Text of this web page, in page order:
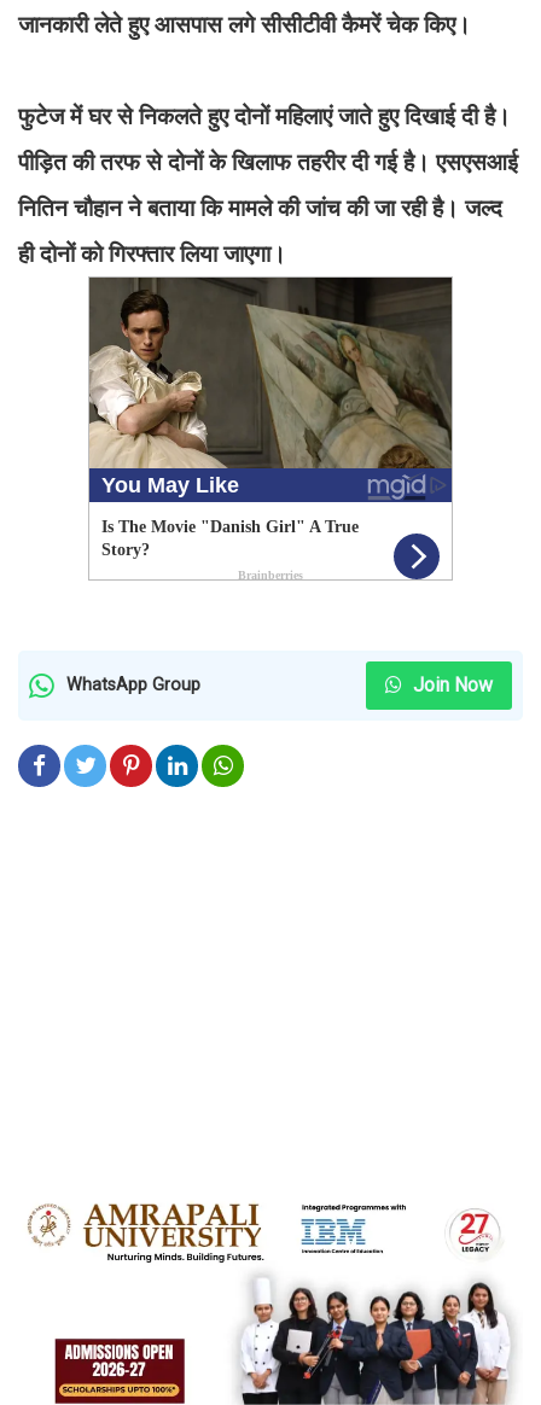
जानकारी लेते हुए आसपास लगे सीसीटीवी कैमरें चेक किए।
फुटेज में घर से निकलते हुए दोनों महिलाएं जाते हुए दिखाई दी है।
पीड़ित की तरफ से दोनों के खिलाफ तहरीर दी गई है। एसएसआई
नितिन चौहान ने बताया कि मामले की जांच की जा रही है। जल्द
ही दोनों को गिरफ्तार लिया जाएगा।
WhatsApp Group Join Now